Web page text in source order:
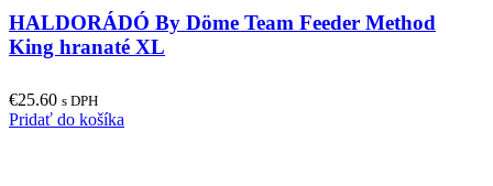
HALDORÁDÓ By Döme Team Feeder Method
King hranaté XL
€25.60 s DPH
Pridať do košíka